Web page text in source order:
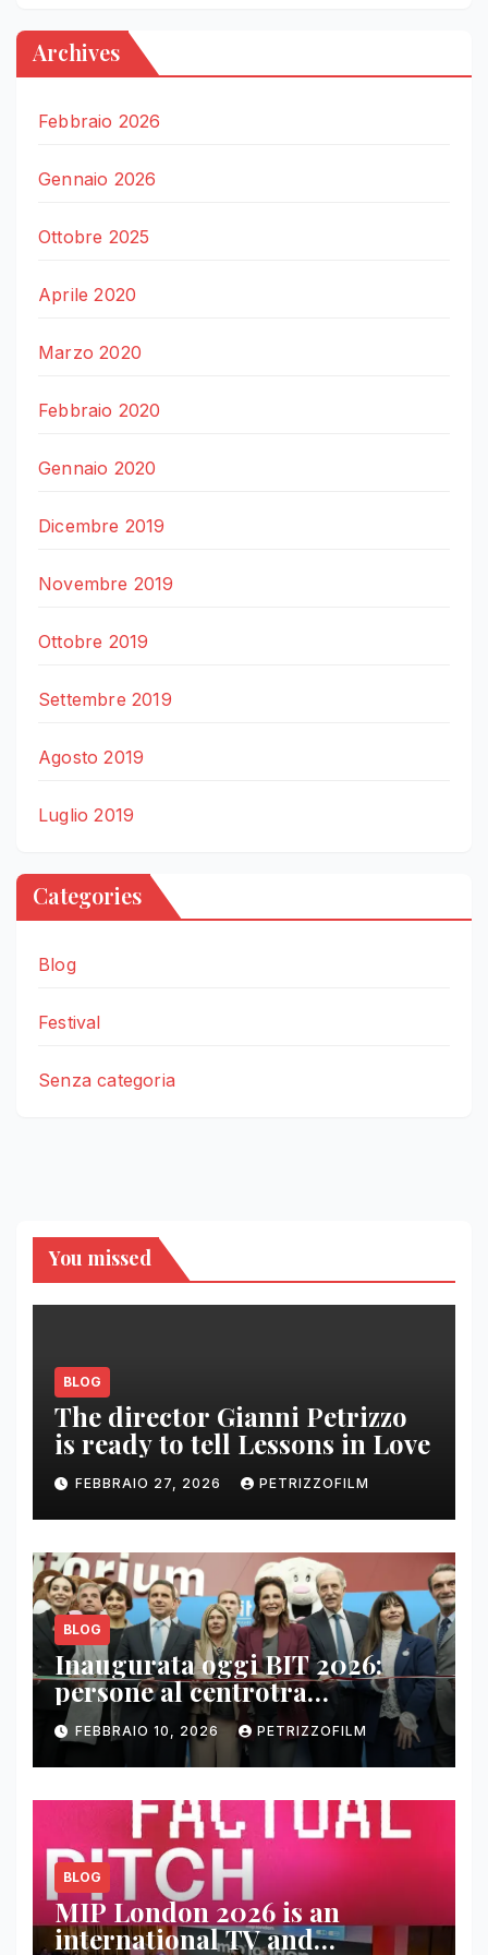
Archives
Febbraio 2026
Gennaio 2026
Ottobre 2025
Aprile 2020
Marzo 2020
Febbraio 2020
Gennaio 2020
Dicembre 2019
Novembre 2019
Ottobre 2019
Settembre 2019
Agosto 2019
Luglio 2019
Categories
Blog
Festival
Senza categoria
You missed
BLOG
The director Gianni Petrizzo
is ready to tell Lessons in Love
FEBBRAIO 27, 2026 PETRIZZOFILM
BLOG
Inaugurata oggi BIT 2026:
persone al centrotra
contenuti, relazioni e business
FEBBRAIO 10, 2026 PETRIZZOFILM
BLOG
MIP London 2026 is an
international TV and